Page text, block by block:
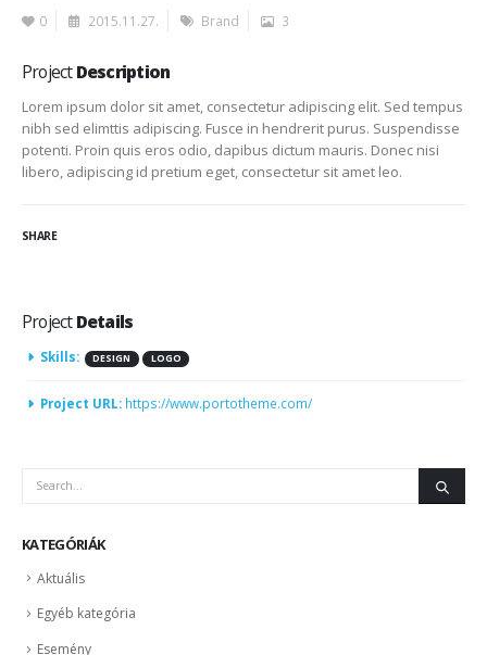
0 2015.11.27. Brand 3
ProjectDescription
Lorem ipsum dolor sit amet, consectetur adipiscing elit. Sed tempus
nibh sed elimttis adipiscing. Fusce in hendrerit purus. Suspendisse
potenti. Proin quis eros odio, dapibus dictum mauris. Donec nisi
libero, adipiscing id pretium eget, consectetur sit amet leo.
SHARE
ProjectDetails
Skills: DESIGN LOGO
Project URL: https://www.portotheme.com/
KATEGÓRIÁK
Aktuális
Egyéb kategória
Esemény